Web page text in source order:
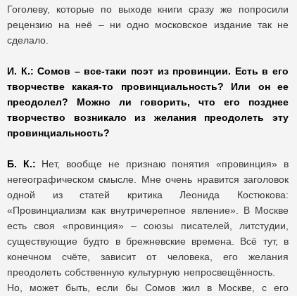
Гоголеву, которые по выходе книги сразу же попросили
рецензию на неё – ни одно московское издание так не
сделало.
И. К.: Сомов – все-таки поэт из провинции. Есть в его
творчестве какая-то провинциальность? Или он ее
преодолел? Можно ли говорить, что его позднее
творчество возникало из желания преодолеть эту
провинциальность?
Б. К.: Нет, вообще не признаю понятия «провинция» в
негеографическом смысле. Мне очень нравится заголовок
одной из статей критика Леонида Костюкова:
«Провинциализм как внутричерепное явление». В Москве
есть своя «провинция» – союзы писателей, литстудии,
существующие будто в брежневские времена. Всё тут, в
конечном счёте, зависит от человека, его желания
преодолеть собственную культурную непросвещённость.
Но, может быть, если бы Сомов жил в Москве, с его